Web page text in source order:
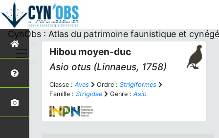
CynObs : Atlas du patrimoine faunistique et
Hibou moyen-duc
Asio otus (Linnaeus, 1758)
Classe : Aves Ordre : Strigiformes
Famille : Strigidae Genre : Asio